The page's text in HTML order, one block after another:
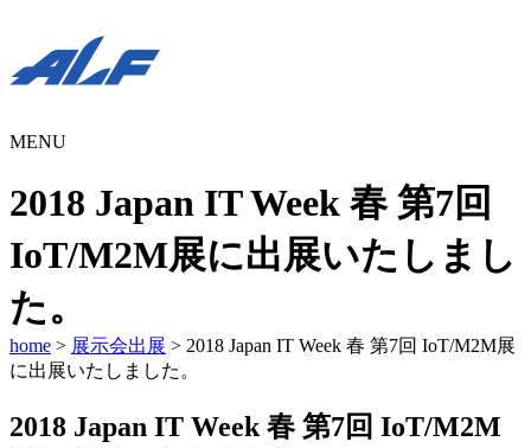
MENU
2018 Japan IT Week 春 第7回
IoT/M2M展に出展いたしまし
た。
home > 展示会出展 > 2018 Japan IT Week 春 第7回 IoT/M2M展
に出展いたしました。
2018 Japan IT Week 春 第7回 IoT/M2M